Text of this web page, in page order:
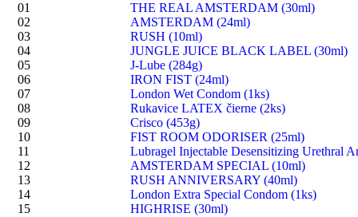
01
THE REAL AMSTERDAM (30ml)
02
AMSTERDAM (24ml)
03
RUSH (10ml)
04
JUNGLE JUICE BLACK LABEL (30ml)
05
J-Lube (284g)
06
IRON FIST (24ml)
07
London Wet Condom (1ks)
08
Rukavice LATEX čierne (2ks)
09
Crisco (453g)
10
FIST ROOM ODORISER (25ml)
11
Lubragel Injectable Desensitizing Urethral
12
AMSTERDAM SPECIAL (10ml)
13
RUSH ANNIVERSARY (40ml)
14
London Extra Special Condom (1ks)
15
HIGHRISE (30ml)